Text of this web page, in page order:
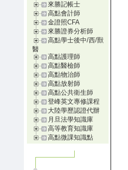
來勝記帳士
高點會計師
金證照CFA
來勝證券分析師
高點學士後中/西/獸
醫
高點護理師
高點醫檢師
高點物治師
高點放射師
高點公共衛生師
登峰英文專修課程
大陸學歷認證代辦
月旦法學知識庫
高等教育知識庫
高點微課知識點